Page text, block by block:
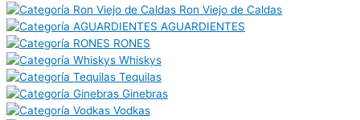
Ron Viejo de Caldas
AGUARDIENTES
RONES
Whiskys
Tequilas
Ginebras
Vodkas